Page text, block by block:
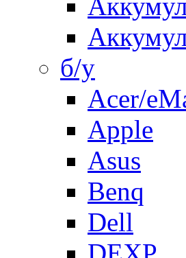
б/у
Acer/
Apple
Asus
Benq
Dell